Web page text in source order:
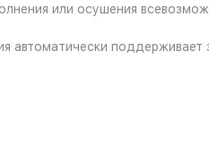
или осушения
автоматически поддерживает